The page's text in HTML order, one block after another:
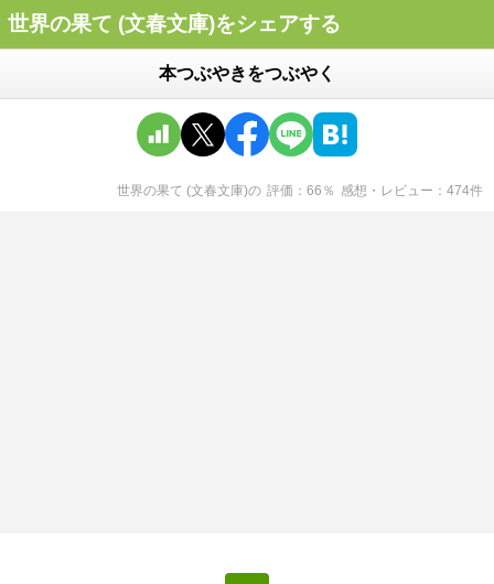
世界の果て (文春文庫)をシェアする
本つぶやきをつぶやく
世界の果て (文春文庫)の 評価 66 ％ 感想・レビュー 474件